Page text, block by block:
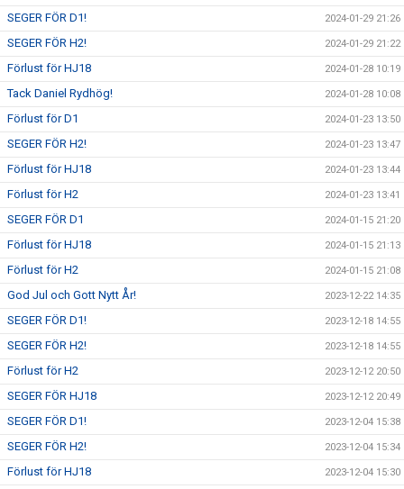
SEGER FÖR D1! 2024-01-29 21:26
SEGER FÖR H2! 2024-01-29 21:22
Förlust för HJ18 2024-01-28 10:19
Tack Daniel Rydhög! 2024-01-28 10:08
Förlust för D1 2024-01-23 13:50
SEGER FÖR H2! 2024-01-23 13:47
Förlust för HJ18 2024-01-23 13:44
Förlust för H2 2024-01-23 13:41
SEGER FÖR D1 2024-01-15 21:20
Förlust för HJ18 2024-01-15 21:13
Förlust för H2 2024-01-15 21:08
God Jul och Gott Nytt År! 2023-12-22 14:35
SEGER FÖR D1! 2023-12-18 14:55
SEGER FÖR H2! 2023-12-18 14:55
Förlust för H2 2023-12-12 20:50
SEGER FÖR HJ18 2023-12-12 20:49
SEGER FÖR D1! 2023-12-04 15:38
SEGER FÖR H2! 2023-12-04 15:34
Förlust för HJ18 2023-12-04 15:30